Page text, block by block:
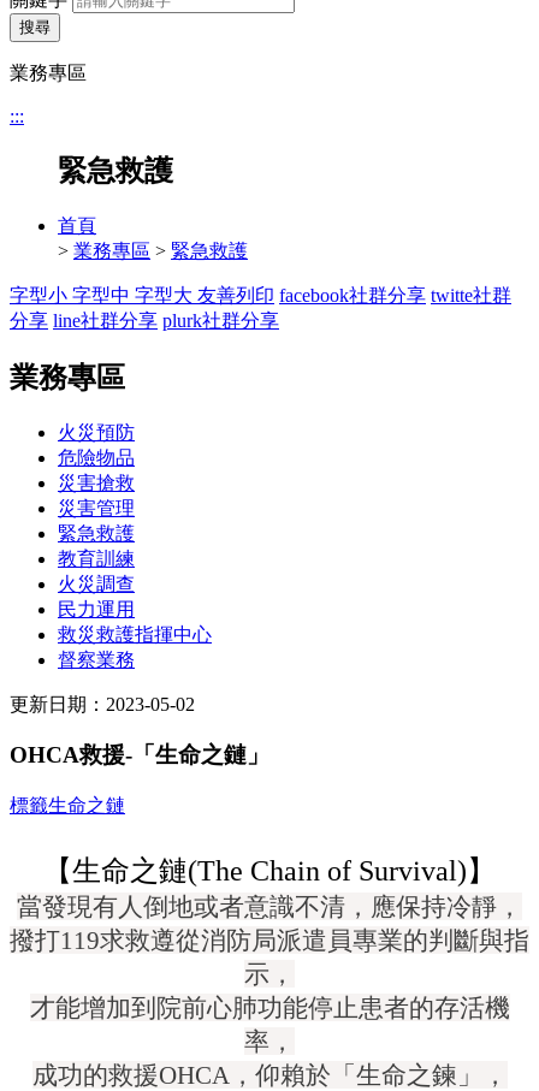
搜尋
業務專區
:::
緊急救護
首頁
> 業務專區 > 緊急救護
字型小 字型中 字型大 友善列印 facebook社群分享 twitte社群
分享 line社群分享 plurk社群分享
業務專區
火災預防
危險物品
災害搶救
災害管理
緊急救護
教育訓練
火災調查
民力運用
救災救護指揮中心
督察業務
更新日期：2023-05-02
OHCA救援-「生命之鏈」
標籤生命之鏈
【生命之鏈(The Chain of Survival)】
當發現有人倒地或者意識不清，應保持冷靜，
撥打119求救遵從消防局派遣員專業的判斷與指
示，
才能增加到院前心肺功能停止患者的存活機
率，
成功的救援OHCA ，仰賴於「生命之鍊」，